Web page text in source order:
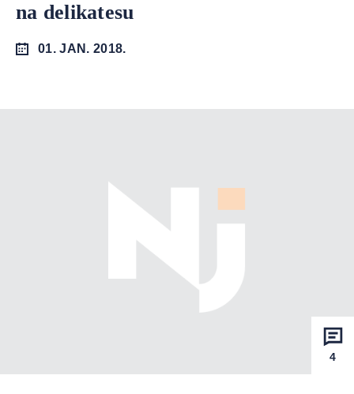
na delikatesu
01. JAN. 2018.
4